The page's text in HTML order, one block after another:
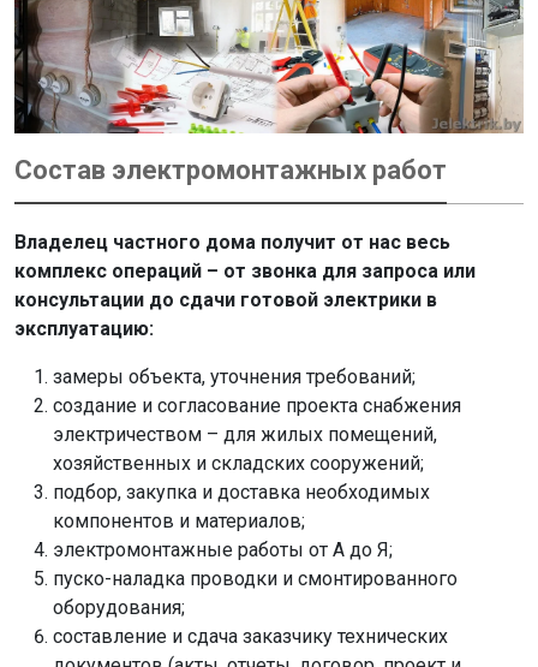
Состав электромонтажных работ
Владелец частного дома получит от нас весь
комплекс операций – от звонка для запроса или
консультации до сдачи готовой электрики в
эксплуатацию:
замеры объекта, уточнения требований;
создание и согласование проекта снабжения
электричеством – для жилых помещений,
хозяйственных и складских сооружений;
подбор, закупка и доставка необходимых
компонентов и материалов;
электромонтажные работы от А до Я;
пуско-наладка проводки и смонтированного
оборудования;
составление и сдача заказчику технических